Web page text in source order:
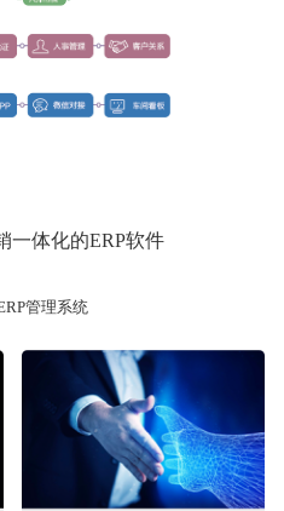
一体化的ERP软件
管理系统